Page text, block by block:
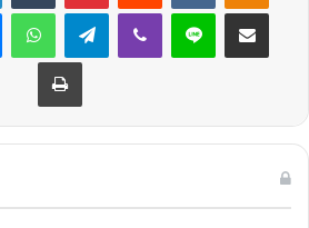
MessengerWhatsAppTelegramViber Line E-Posta ile
Yazdır